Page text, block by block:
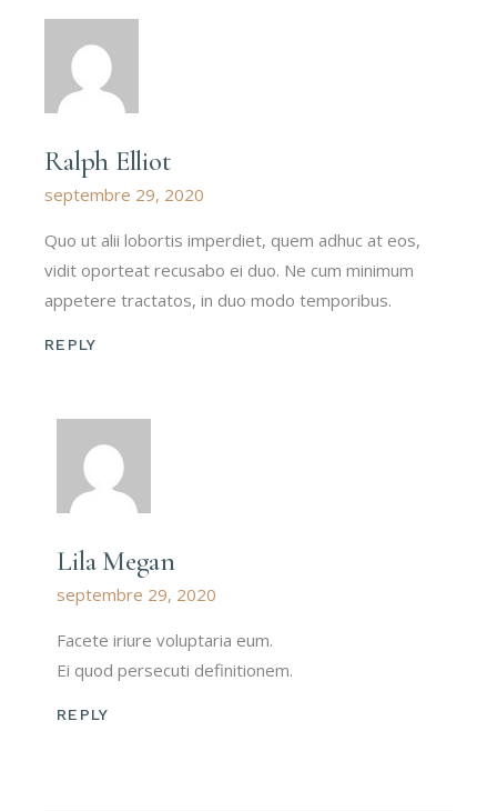
Ralph Elliot
septembre 29, 2020
Quo ut alii lobortis imperdiet, quem adhuc at eos,
vidit oporteat recusabo ei duo. Ne cum minimum
appetere tractatos, in duo modo temporibus.
REPLY
Lila Megan
septembre 29, 2020
Facete iriure voluptaria eum.
Ei quod persecuti definitionem.
REPLY